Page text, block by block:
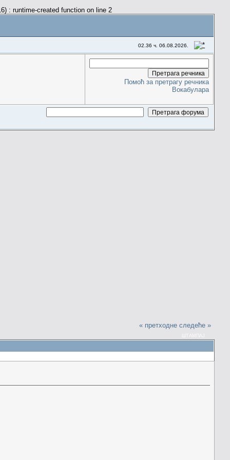
: runtime-created function on line 2
02.36 ч. 06.08.2026.
Помоћ за претрагу речника
Вокабулара
« претходне следеће »